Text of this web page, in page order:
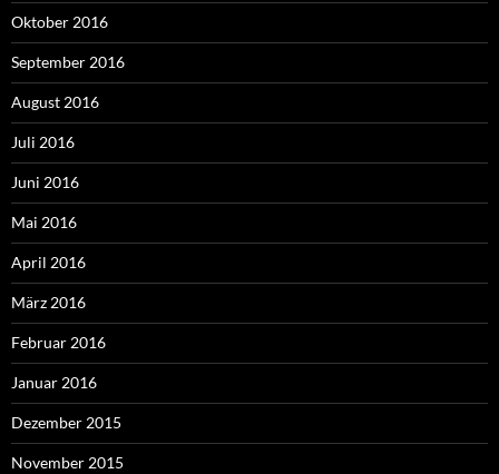
Oktober 2016
September 2016
August 2016
Juli 2016
Juni 2016
Mai 2016
April 2016
März 2016
Februar 2016
Januar 2016
Dezember 2015
November 2015